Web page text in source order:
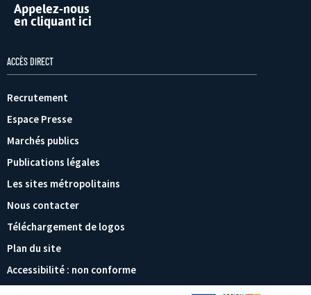
Appelez-nous
en cliquant ici
ACCÈS DIRECT
Recrutement
Espace Presse
Marchés publics
Publications légales
Les sites métropolitains
Nous contacter
Téléchargement de logos
Plan du site
Accessibilité : non conforme